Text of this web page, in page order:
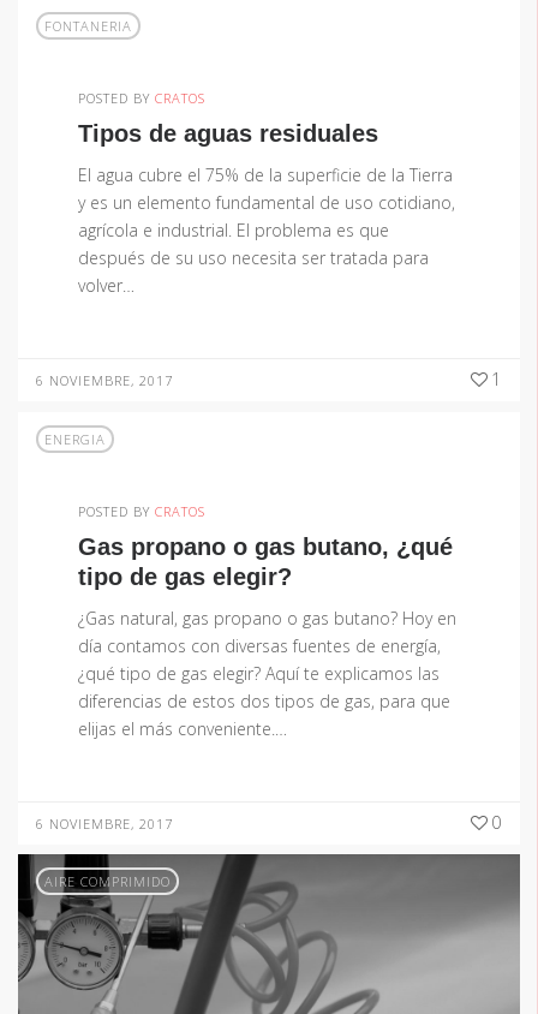
FONTANERIA
POSTED BYCRATOS
Tipos de aguas residuales
El agua cubre el 75% de la superficie de la Tierra
y es un elemento fundamental de uso cotidiano,
agrícola e industrial. El problema es que
después de su uso necesita ser tratada para
volver…
6 NOVIEMBRE, 2017 1
ENERGIA
POSTED BYCRATOS
Gas propano o gas butano, ¿qué
tipo de gas elegir?
¿Gas natural, gas propano o gas butano? Hoy en
día contamos con diversas fuentes de energía,
¿qué tipo de gas elegir? Aquí te explicamos las
diferencias de estos dos tipos de gas, para que
elijas el más conveniente.…
6 NOVIEMBRE, 2017 0
AIRE COMPRIMIDO